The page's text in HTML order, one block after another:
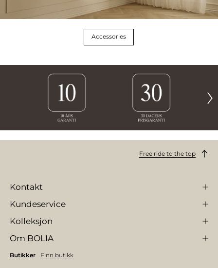
Accessories
Free ride to the top
Kontakt
Kundeservice
Kolleksjon
Om BOLIA
Butikker Finn butikk